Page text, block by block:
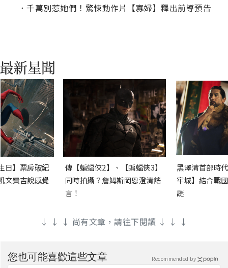
． 千萬別惹她們！驚悚動作片【寡婦】釋出前導預告
日】票房破紀
文費吉說感覺
傳【蝙蝠俠2】、【蝙蝠俠3】
同時拍攝？詹姆斯岡恩澄清謠
言！
黑澤清首部時
牢城】結合戰
謎
↓ ↓ ↓ 尚有文章，請往下閱讀 ↓ ↓ ↓
您也可能喜歡這些文章 Recommended by